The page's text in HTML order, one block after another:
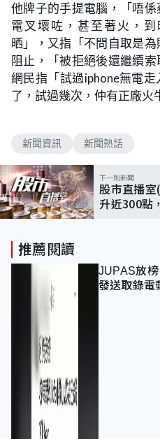
他牌子的手提電腦，「唔
電叉壞咗，甚至著火，
晒」，又指「不問自取是
阻止，「被拒絕後還繼續
網民指「試過iphone無電
了，試過幾次，仲有正廠火
新聞資訊 新聞熱話
下一則新聞
股市直播室
升近300點
推薦閱讀
JUPAS放
發送取錄